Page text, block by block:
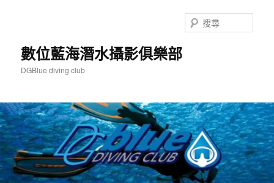
數位藍海潛水攝影俱樂部
DGBlue diving club
尋